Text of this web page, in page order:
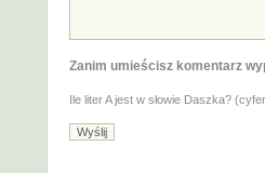
Zanim umieścisz komentarz
Ile liter A jest w słowie Daszka?